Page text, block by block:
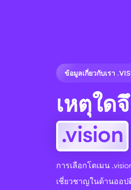
ข้อมูลเกี่ยวกับเรา
เหตุใด
.vision
การเลือกโดเมน
เชี่ยวชาญในด้านออป